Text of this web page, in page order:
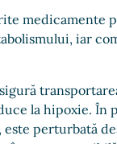
medicamente
iar
la hipoxie. În
perturbată